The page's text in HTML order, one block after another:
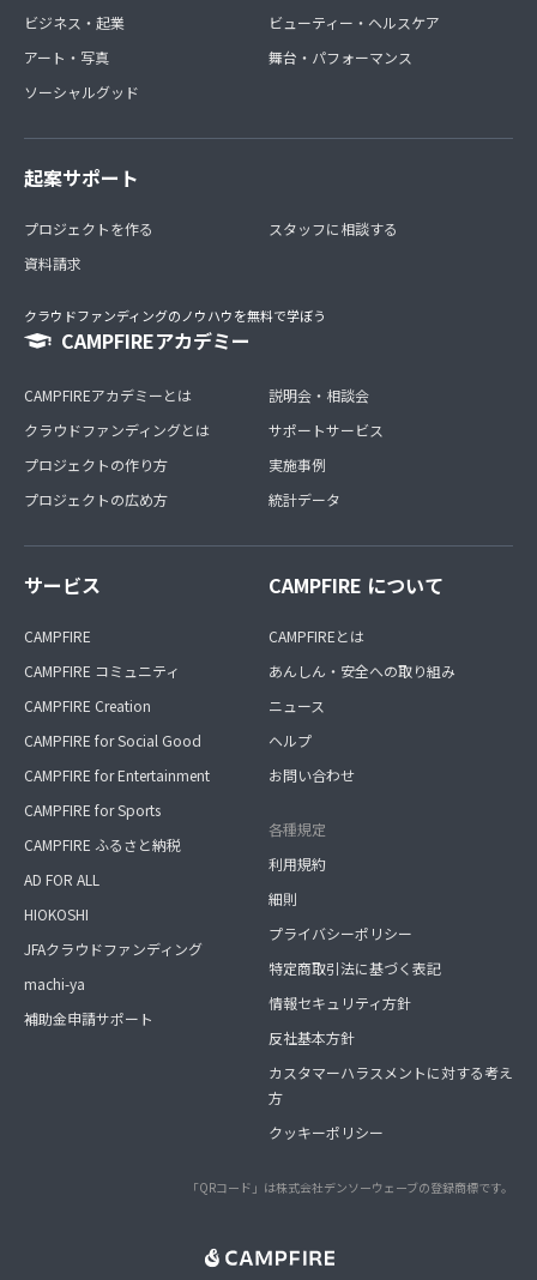
ビジネス・起業
アート・写真
ソーシャルグッド
ビューティー・ヘルスケア
舞台・パフォーマンス
起案サポート
プロジェクトを作る
資料請求
スタッフに相談する
クラウドファンディングのノウハウを無料で学ぼう
CAMPFIREアカデミー
CAMPFIREアカデミーとは
クラウドファンディングとは
プロジェクトの作り方
プロジェクトの広め方
説明会・相談会
サポートサービス
実施事例
統計データ
サービス
CAMPFIRE
CAMPFIRE コミュニティ
CAMPFIRE Creation
CAMPFIRE for Social Good
CAMPFIRE for Entertainment
CAMPFIRE for Sports
CAMPFIRE ふるさと納税
AD FOR ALL
HIOKOSHI
JFAクラウドファンディング
machi-ya
補助金申請サポート
CAMPFIRE について
CAMPFIREとは
あんしん・安全への取り組み
ニュース
ヘルプ
お問い合わせ
各種規定
利用規約
細則
プライバシーポリシー
特定商取引法に基づく表記
情報セキュリティ方針
反社基本方針
カスタマーハラスメントに対する考え
方
クッキーポリシー
「QRコード」は株式会社デンソーウェーブの登録商標です。